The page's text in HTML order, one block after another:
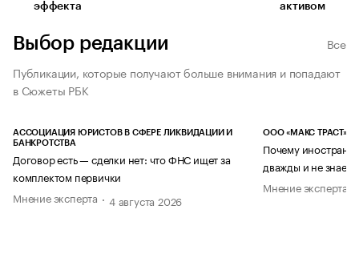
эффекта
активом
Выбор редакции
Все
Публикации, которые получают больше внимания и попадают
в Сюжеты РБК
АССОЦИАЦИЯ ЮРИСТОВ В СФЕРЕ ЛИКВИДАЦИИ И
БАНКРОТСТВА
Договор есть — сделки нет: что ФНС ищет за
комплектом первички
Мнение эксперта
4 августа 2026
ООО «МАКС ТРАСТ»
Почему
дважды и не знает
Мнение эксперта